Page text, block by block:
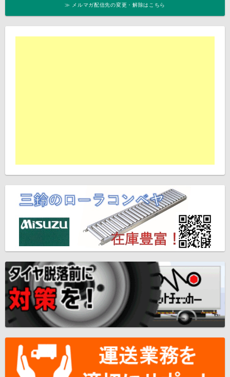
≫ メルマガ配信先の変更・解除はこちら